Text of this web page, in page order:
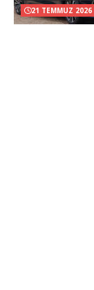
21 TEMMUZ 2026